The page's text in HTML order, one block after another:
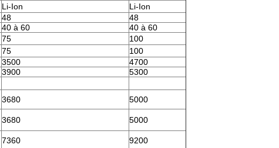
Li-Ion
Li-Ion
48
48
40 à 60
40 à 60
75
100
75
100
3500
4700
3900
5300
3680
5000
3680
5000
7360
9200